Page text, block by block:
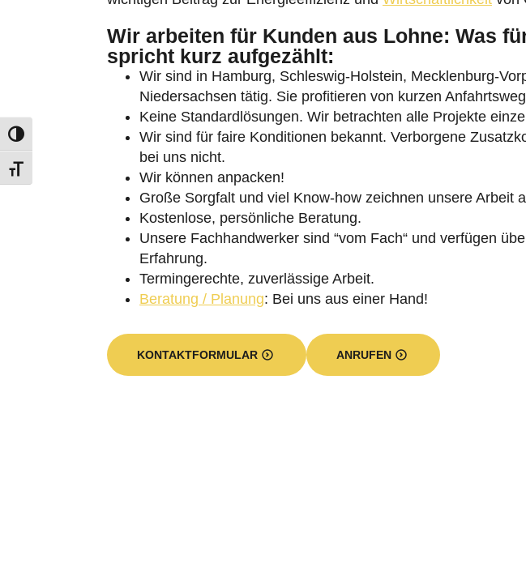
Umschalten auf hohe Kontraste
Wir arbeiten für Kunden aus Lohne: Was für
spricht kurz aufgezählt:
Wir sind in Hamburg, Schleswig-Holstein, Mecklenburg-
Niedersachsen tätig. Sie profitieren von kurzen
Keine Standardlösungen. Wir betrachten alle Projekte
Wir sind für faire Konditionen bekannt. Verborgene
bei uns nicht.
Wir können anpacken!
Große Sorgfalt und viel Know-how zeichnen unsere Arbeit
Kostenlose, persönliche Beratung.
Unsere Fachhandwerker sind “vom Fach“ und verfügen
Erfahrung.
Termingerechte, zuverlässige Arbeit.
Beratung / Planung: Bei uns aus einer Hand!
KONTAKTFORMULAR ANRUFEN